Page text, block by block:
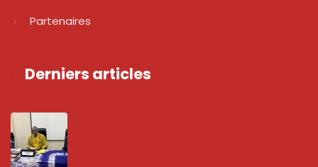
Partenaires
Derniers articles